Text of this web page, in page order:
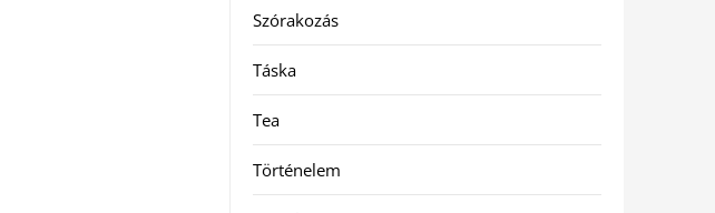
Szórakozás
Táska
Tea
Történelem